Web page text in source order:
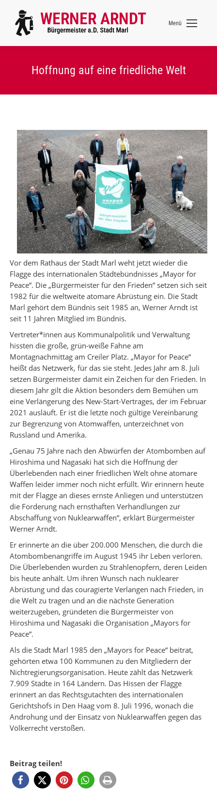
Menü
Hoffnung auf eine friedliche Welt
Vor dem Rathaus der Stadt Marl weht jetzt wieder die
Flagge des internationalen Städtebündnisses „Mayor for
Peace“. Die „Bürgermeister für den Frieden“ setzen sich seit
1982 für die weltweite atomare Abrüstung ein. Die Stadt
Marl gehört dem Bündnis seit 1985 an, Werner Arndt ist
seit 11 Jahren Mitglied im Bündnis.
Vertreter*innen aus Kommunalpolitik und Verwaltung
hissten die große, grün-weiße Fahne am
Montagnachmittag am Creiler Platz. „Mayor for Peace“
heißt das Netzwerk, für das sie steht. Jedes Jahr am 8. Juli
setzen Bürgermeister damit ein Zeichen für den Frieden. In
diesem Jahr gilt die Aktion besonders dem Bemühen um
eine Verlängerung des New-Start-Vertrages, der im Februar
2021 ausläuft. Er ist die letzte noch gültige Vereinbarung
zur Begrenzung von Atomwaffen, unterzeichnet von
Russland und Amerika.
„Genau 75 Jahre nach den Abwürfen der Atombomben auf
Hiroshima und Nagasaki hat sich die Hoffnung der
Überlebenden nach einer friedlichen Welt ohne atomare
Waffen leider immer noch nicht erfüllt. Wir erinnern heute
mit der Flagge an dieses ernste Anliegen und unterstützen
die Forderung nach ernsthaften Verhandlungen zur
Abschaffung von Nuklearwaffen“, erklärt Bürgermeister
Werner Arndt.
Er erinnerte an die über 200.000 Menschen, die durch die
Atombombenangriffe im August 1945 ihr Leben verloren.
Die Überlebenden wurden zu Strahlenopfern, deren Leiden
bis heute anhält. Um ihren Wunsch nach nuklearer
Abrüstung und das couragierte Verlangen nach Frieden, in
die Welt zu tragen und an die nächste Generation
weiterzugeben, gründeten die Bürgermeister von
Hiroshima und Nagasaki die Organisation „Mayors for
Peace“.
Als die Stadt Marl 1985 den „Mayors for Peace“ beitrat,
gehörten etwa 100 Kommunen zu den Mitgliedern der
Nichtregierungsorganisation. Heute zählt das Netzwerk
7.909 Städte in 164 Ländern. Das Hissen der Flagge
erinnert an das Rechtsgutachten des internationalen
Gerichtshofs in Den Haag vom 8. Juli 1996, wonach die
Androhung und der Einsatz von Nuklearwaffen gegen das
Völkerrecht verstoßen.
Beitrag teilen!